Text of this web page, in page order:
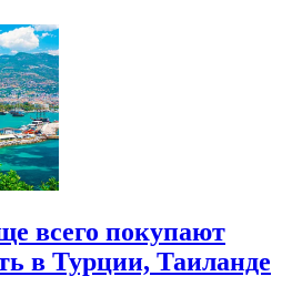
всего покупают
в Турции, Таиланде